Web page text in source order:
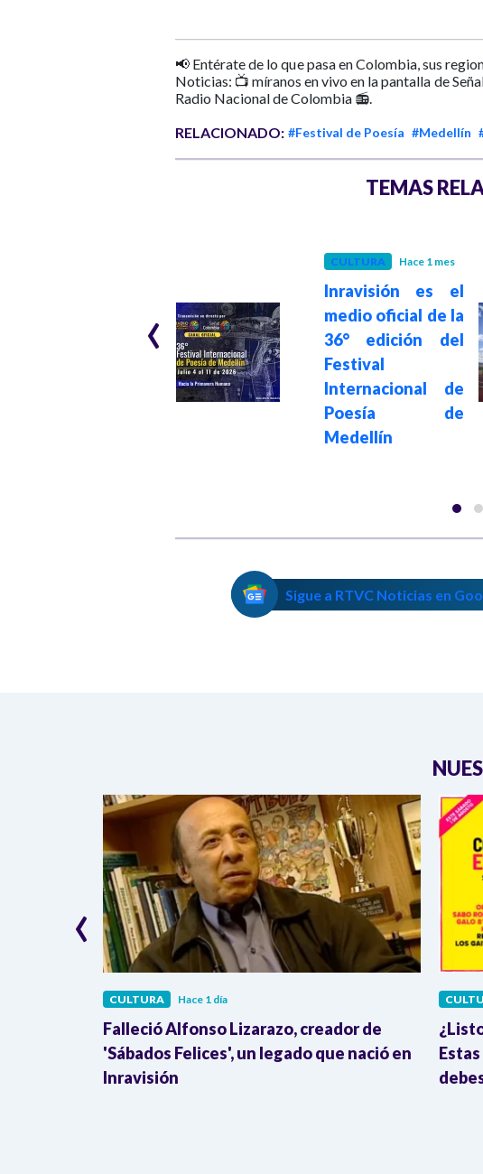
📢 Entérate de lo que pasa en Colombia, sus
Noticias: 📺 míranos en vivo en la pantalla de
Radio Nacional de Colombia 📻.
RELACIONADO: #Festival de Poesía #Medellín
TEMAS
CULTURA Hace 1 mes
Inravisión es el
medio oficial de la
36° edición del
Festival
Internacional de
Poesía de
Medellín
‹
Sigue a RTVC Noticias en
CULTURA Hace 1 día
Falleció Alfonso Lizarazo, creador de
'Sábados Felices', un legado que nació en
Inravisión
‹